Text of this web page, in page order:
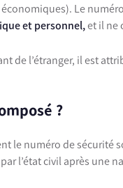
Le
et personnel,et il ne
de l’étranger, il est
?
le numéro de sécurité
l’état civil après une